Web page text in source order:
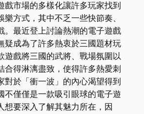
戲市場的多樣化讓許多玩家找到
樂方式，其中不乏一些快節奏、
。最近登上討論熱潮的電子遊戲
疑成為了許多熱衷於三國題材玩
遊戲將三國的武將、戰場氛圍以
合得淋漓盡致，使得許多熱愛刺
對於「衝一波」的內心渴望得到
不僅僅是一款吸引眼球的電子遊
想要深入了解其魅力所在，因